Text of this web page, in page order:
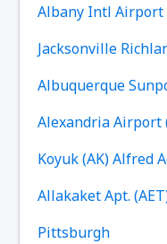
Albany Intl Airport
Jacksonville
Albuquerque
Alexandria Airport
Koyuk (AK) Alfred
Allakaket Apt.
Pittsburgh